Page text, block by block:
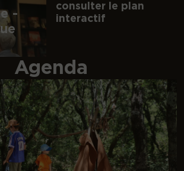
-
consulter le plan
interactif
Agenda